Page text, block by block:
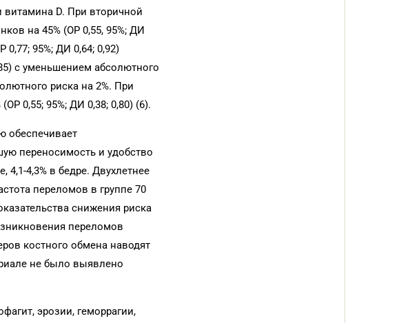
витамина D. При вторичной
на 45% (ОР 0,55, 95%; ДИ
95%; ДИ 0,64; 0,92)
с уменьшением абсолютного
риска на 2%. При
0,55; 95%; ДИ 0,38; 0,80) (6).
обеспечивает
переносимость и удобство
4,1-4,3% в бедре. Двухлетнее
переломов в группе 70
снижения риска
переломов
костного обмена наводят
не было выявлено
эрозии, геморрагии,